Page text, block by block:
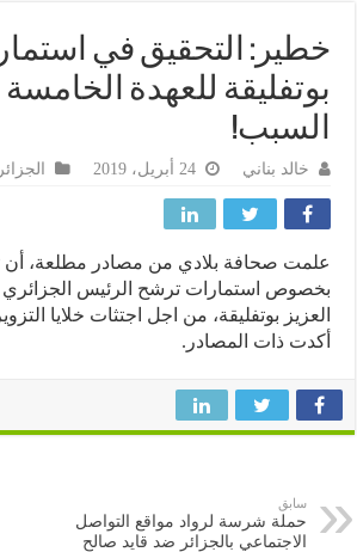
التحقيق في
للعهدة الخامسة
خالد بناني الجزائر
صحافة بلادي من مصادر مطلعة، أن
استمارات ترشح الرئيس الجزائري
بوتفليقة، من اجل اجتثات خلايا التزوير
ذات المصادر.
حملة شرسة لرواد مواقع التواصل
الاجتماعي بالجزائر ضد قايد صالح